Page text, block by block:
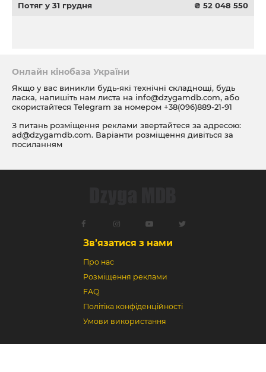
Потяг у 31 грудня ₴ 52 048 550
Онлайн кінобаза України
Якщо у вас виникли будь-які технічні складнощі, будь
ласка, напишіть нам листа на info@dzygamdb.com, або
скористайтеся Telegram за номером +38(096)889-21-91
З питань розміщення реклами звертайтеся за адресою:
ad@dzygamdb.com. Варіанти розміщення дивіться за
посиланням
Зв’язатися з нами
Про нас
Розміщення реклами
FAQ
Політіка конфіденційності
Умови використання